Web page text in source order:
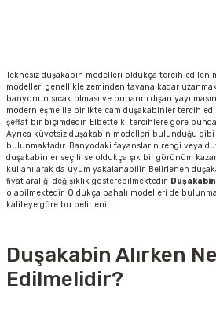
Teknesiz duşakabin modelleri oldukça tercih edilen
modelleri genellikle zeminden tavana kadar
banyonun sıcak olması ve buharını dışarı
modernleşme ile birlikte cam duşakabinler tercih
şeffaf bir biçimdedir. Elbette ki tercihlere göre
Ayrıca küvetsiz duşakabin modelleri bulunduğu
bulunmaktadır. Banyodaki fayansların rengi veya
duşakabinler seçilirse oldukça şık bir görünüm
kullanılarak da uyum yakalanabilir. Belirlenen
fiyat aralığı değişiklik gösterebilmektedir.
olabilmektedir. Oldukça pahalı modelleri de
kaliteye göre bu belirlenir.
Duşakabin Alırken
Edilmelidir?